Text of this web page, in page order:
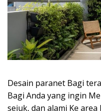
Desain paranet Bagi
Bagi Anda yang ingin
sejuk, dan alami Ke